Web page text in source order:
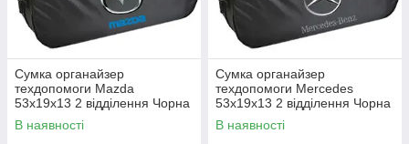
Сумка органайзер
техдопомоги Mazda
53х19х13 2 відділення Чорна
В наявності
Сумка органайзер
техдопомоги Mercedes
53х19х13 2 відділення Чорна
В наявності